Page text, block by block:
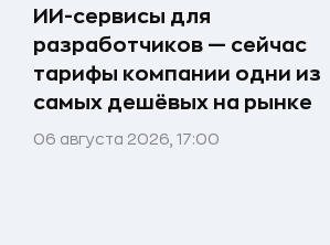
ИИ-сервисы для
разработчиков — сейчас
тарифы компании одни из
самых дешёвых на рынке
06 августа 2026, 17:00